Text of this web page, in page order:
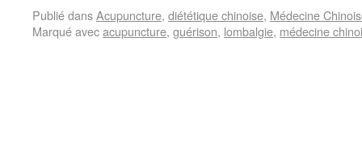
Publié dansAcupuncture, diététique chinoise, Médecine
Marqué avecacupuncture, guérison, lombalgie, médecine